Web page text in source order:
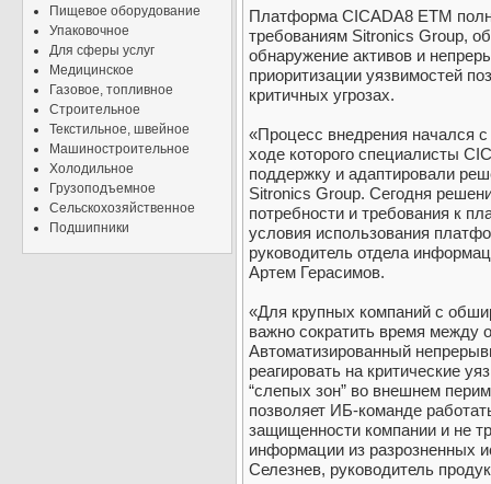
Пищевое оборудование
Упаковочное
Для сферы услуг
Медицинское
Газовое, топливное
Строительное
Текстильное, швейное
Машиностроительное
Холодильное
Грузоподъемное
Сельскохозяйственное
Подшипники
Платформа CICADA8 ETM
требованиям Sitronics Group,
обнаружение активов и
приоритизации уязвимостей
критичных угрозах.
«Процесс внедрения начался с
ходе которого специалисты
поддержку и адаптировали
Sitronics Group. Сегодня
потребности и требования к
условия использования
руководитель отдела
Артем Герасимов.
«Для крупных компаний с
важно сократить время между
Автоматизированный
реагировать на критические
“слепых зон” во внешнем
позволяет ИБ-команде
защищенности компании и не
информации из разрозненных
Селезнев, руководитель